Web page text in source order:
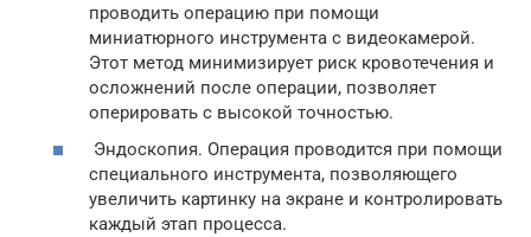
проводить операцию при помощи
миниатюрного инструмента с видеокамерой.
Этот метод минимизирует риск кровотечения и
осложнений после операции, позволяет
оперировать с высокой точностью.
Эндоскопия. Операция проводится при помощи
специального инструмента, позволяющего
увеличить картинку на экране и контролировать
каждый этап процесса.